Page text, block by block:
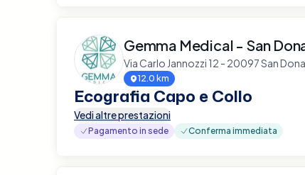
Gemma Medical - San
Via Carlo Jannozzi 12 - 20097 San
12.0 km
Ecografia Capo e Collo
Vedi altre prestazioni
Pagamento in sede Conferma immediata